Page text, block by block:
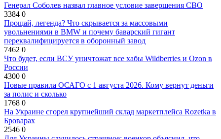
Генерал Соболев назвал главное условие завершения СВО
3384 0
Прощай, легенда? Что скрывается за массовыми
увольнениями в BMW и почему баварский гигант
переквалифицируется в оборонный завод
7462 0
Что будет, если ВСУ уничтожат все хабы Wildberries и Ozon в
России
4300 0
Новые правила ОСАГО с 1 августа 2026. Кому вернут деньги
за полис и сколько
1768 0
На Украине сгорел крупнейший склад маркетплейса Rozetka в
Броварах
2546 0